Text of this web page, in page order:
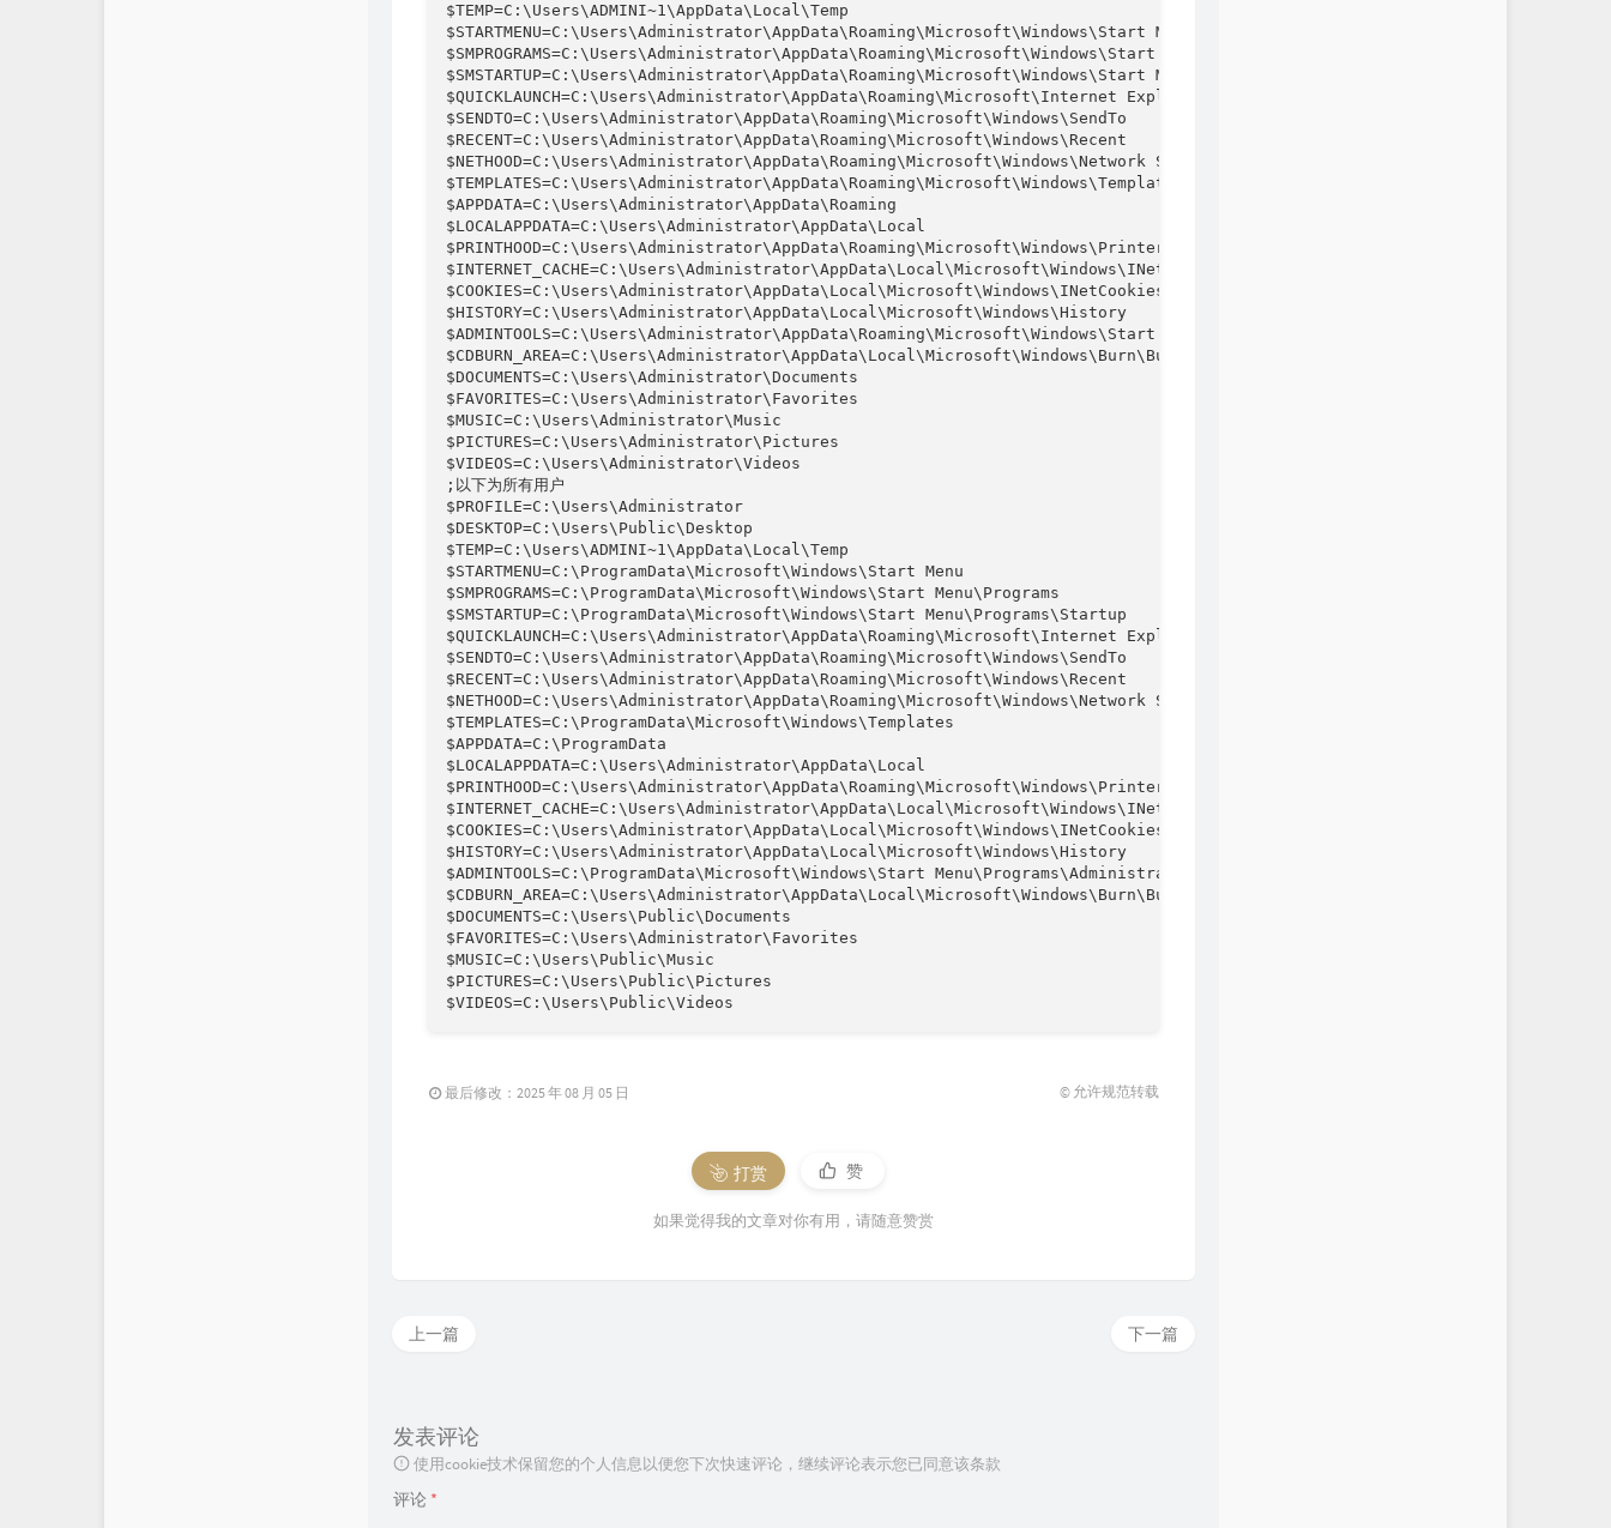
$TEMP=C:\Users\ADMINI~1\AppData\Local\Temp
$STARTMENU=C:\Users\Administrator\AppData\Roaming\Microsoft\Windows\Start Menu
$SMPROGRAMS=C:\Users\Administrator\AppData\Roaming\Microsoft\Windows\Start Menu\Programs
$SMSTARTUP=C:\Users\Administrator\AppData\Roaming\Microsoft\Windows\Start Menu\Programs\Startup
$QUICKLAUNCH=C:\Users\Administrator\AppData\Roaming\Microsoft\Internet Explorer\Quick Launch
$SENDTO=C:\Users\Administrator\AppData\Roaming\Microsoft\Windows\SendTo
$RECENT=C:\Users\Administrator\AppData\Roaming\Microsoft\Windows\Recent
$NETHOOD=C:\Users\Administrator\AppData\Roaming\Microsoft\Windows\Network Shortcuts
$TEMPLATES=C:\Users\Administrator\AppData\Roaming\Microsoft\Windows\Templates
$APPDATA=C:\Users\Administrator\AppData\Roaming
$LOCALAPPDATA=C:\Users\Administrator\AppData\Local
$PRINTHOOD=C:\Users\Administrator\AppData\Roaming\Microsoft\Windows\Printer Shortcuts
$INTERNET_CACHE=C:\Users\Administrator\AppData\Local\Microsoft\Windows\INetCache
$COOKIES=C:\Users\Administrator\AppData\Local\Microsoft\Windows\INetCookies
$HISTORY=C:\Users\Administrator\AppData\Local\Microsoft\Windows\History
$ADMINTOOLS=C:\Users\Administrator\AppData\Roaming\Microsoft\Windows\Start Menu\Programs\Administrative Tools
$CDBURN_AREA=C:\Users\Administrator\AppData\Local\Microsoft\Windows\Burn\Burn
$DOCUMENTS=C:\Users\Administrator\Documents
$FAVORITES=C:\Users\Administrator\Favorites
$MUSIC=C:\Users\Administrator\Music
$PICTURES=C:\Users\Administrator\Pictures
$VIDEOS=C:\Users\Administrator\Videos
;以下为所有用户
$PROFILE=C:\Users\Administrator
$DESKTOP=C:\Users\Public\Desktop
$TEMP=C:\Users\ADMINI~1\AppData\Local\Temp
$STARTMENU=C:\ProgramData\Microsoft\Windows\Start Menu
$SMPROGRAMS=C:\ProgramData\Microsoft\Windows\Start Menu\Programs
$SMSTARTUP=C:\ProgramData\Microsoft\Windows\Start Menu\Programs\Startup
$QUICKLAUNCH=C:\Users\Administrator\AppData\Roaming\Microsoft\Internet Explorer\Quick Launch
$SENDTO=C:\Users\Administrator\AppData\Roaming\Microsoft\Windows\SendTo
$RECENT=C:\Users\Administrator\AppData\Roaming\Microsoft\Windows\Recent
$NETHOOD=C:\Users\Administrator\AppData\Roaming\Microsoft\Windows\Network Shortcuts
$TEMPLATES=C:\ProgramData\Microsoft\Windows\Templates
$APPDATA=C:\ProgramData
$LOCALAPPDATA=C:\Users\Administrator\AppData\Local
$PRINTHOOD=C:\Users\Administrator\AppData\Roaming\Microsoft\Windows\Printer Shortcuts
$INTERNET_CACHE=C:\Users\Administrator\AppData\Local\Microsoft\Windows\INetCache
$COOKIES=C:\Users\Administrator\AppData\Local\Microsoft\Windows\INetCookies
$HISTORY=C:\Users\Administrator\AppData\Local\Microsoft\Windows\History
$ADMINTOOLS=C:\ProgramData\Microsoft\Windows\Start Menu\Programs\Administrative Tools
$CDBURN_AREA=C:\Users\Administrator\AppData\Local\Microsoft\Windows\Burn\Burn
$DOCUMENTS=C:\Users\Public\Documents
$FAVORITES=C:\Users\Administrator\Favorites
$MUSIC=C:\Users\Public\Music
$PICTURES=C:\Users\Public\Pictures
$VIDEOS=C:\Users\Public\Videos
最后修改：2025 年 08 月 05 日 © 允许规范转载
打赏 赞
如果觉得我的文章对你有用，请随意赞赏
下一篇
上一篇
发表评论
使用cookie技术保留您的个人信息以便您下次快速评论，继续评论表示您已同意该条款
评论 *